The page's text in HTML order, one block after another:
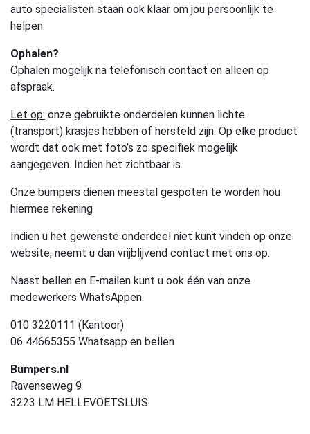
auto specialisten staan ook klaar om jou persoonlijk te
helpen.
Ophalen?
Ophalen mogelijk na telefonisch contact en alleen op
afspraak.
Let op: onze gebruikte onderdelen kunnen lichte
(transport) krasjes hebben of hersteld zijn. Op elke product
wordt dat ook met foto’s zo specifiek mogelijk
aangegeven. Indien het zichtbaar is.
Onze bumpers dienen meestal gespoten te worden hou
hiermee rekening
Indien u het gewenste onderdeel niet kunt vinden op onze
website, neemt u dan vrijblijvend contact met ons op.
Naast bellen en E-mailen kunt u ook één van onze
medewerkers WhatsAppen.
010 3220111 (Kantoor)
06 44665355 Whatsapp en bellen
Bumpers.nl
Ravenseweg 9
3223 LM HELLEVOETSLUIS